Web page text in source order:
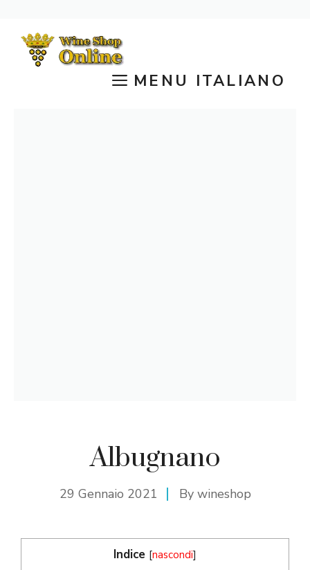
contenuto
MENU ITALIANO
Albugnano
29 Gennaio 2021 By wineshop
Indice [nascondi]